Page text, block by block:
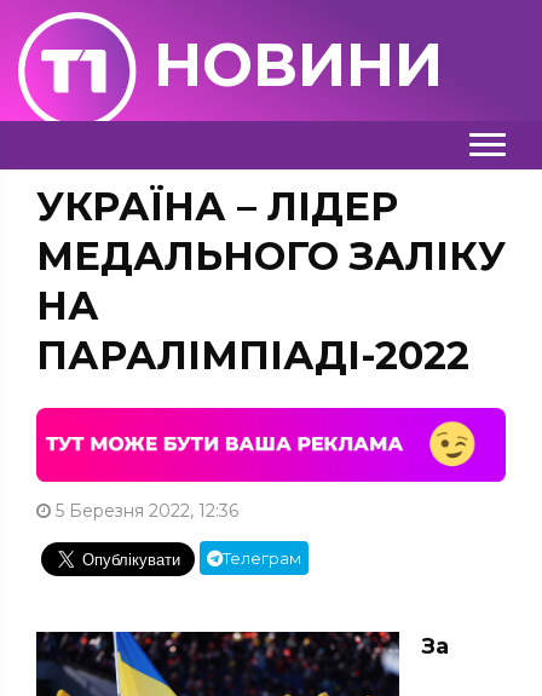
НОВИНИ
УКРАЇНА – ЛІДЕР
МЕДАЛЬНОГО ЗАЛІКУ
НА
ПАРАЛІМПІАДІ-2022
5 Березня 2022, 12:36
Телеграм
За